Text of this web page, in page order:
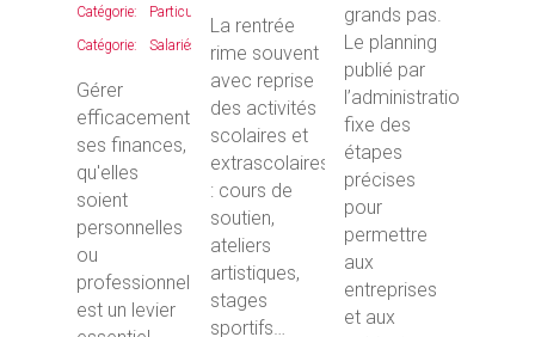
Particulier
Salariés
Gérer
efficacement
ses finances,
qu'elles
soient
personnelles
ou
professionnelles,
est un levier
La rentrée
rime souvent
avec reprise
des activités
scolaires et
extrascolaires
: cours de
soutien,
ateliers
artistiques,
stages
sportifs…
grands pas.
Le planning
publié par
l’administration
fixe des
étapes
précises
pour
permettre
aux
entreprises
et aux